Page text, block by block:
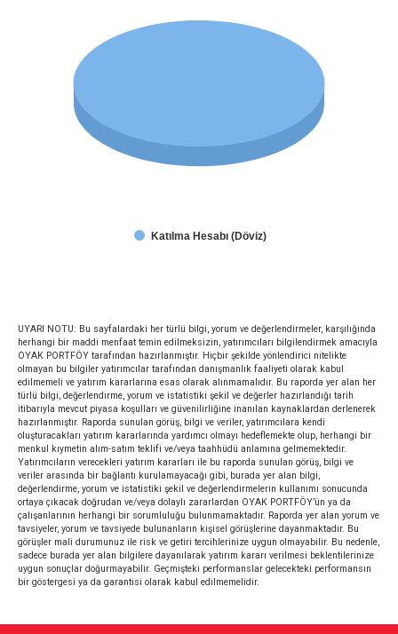
Katılma Hesabı (Döviz)
UYARI NOTU: Bu sayfalardaki her türlü bilgi, yorum ve değerlendirmeler, karşılığında
herhangi bir maddi menfaat temin edilmeksizin, yatırımcıları bilgilendirmek amacıyla
OYAK PORTFÖY tarafından hazırlanmıştır. Hiçbir şekilde yönlendirici nitelikte
olmayan bu bilgiler yatırımcılar tarafından danışmanlık faaliyeti olarak kabul
edilmemeli ve yatırım kararlarına esas olarak alınmamalıdır. Bu raporda yer alan her
türlü bilgi, değerlendirme, yorum ve istatistiki şekil ve değerler hazırlandığı tarih
itibarıyla mevcut piyasa koşulları ve güvenilirliğine inanılan kaynaklardan derlenerek
hazırlanmıştır. Raporda sunulan görüş, bilgi ve veriler, yatırımcılara kendi
oluşturacakları yatırım kararlarında yardımcı olmayı hedeflemekte olup, herhangi bir
menkul kıymetin alım-satım teklifi ve/veya taahhüdü anlamına gelmemektedir.
Yatırımcıların verecekleri yatırım kararları ile bu raporda sunulan görüş, bilgi ve
veriler arasında bir bağlantı kurulamayacağı gibi, burada yer alan bilgi,
değerlendirme, yorum ve istatistiki şekil ve değerlendirmelerin kullanımı sonucunda
ortaya çıkacak doğrudan ve/veya dolaylı zararlardan OYAK PORTFÖY’ün ya da
çalışanlarının herhangi bir sorumluluğu bulunmamaktadır. Raporda yer alan yorum ve
tavsiyeler, yorum ve tavsiyede bulunanların kişisel görüşlerine dayanmaktadır. Bu
görüşler mali durumunuz ile risk ve getiri tercihlerinize uygun olmayabilir. Bu nedenle,
sadece burada yer alan bilgilere dayanılarak yatırım kararı verilmesi beklentilerinize
uygun sonuçlar doğurmayabilir. Geçmişteki performanslar gelecekteki performansın
bir göstergesi ya da garantisi olarak kabul edilmemelidir.